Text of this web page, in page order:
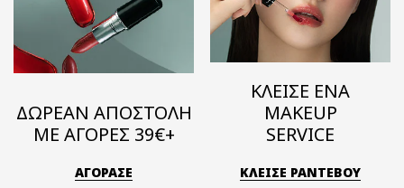
ΔΩΡΕΑΝ ΑΠΟΣΤΟΛΗ
ΜΕ ΑΓΟΡΕΣ 39€+
ΑΓΟΡΑΣΕ
ΚΛΕΙΣΕ ΕΝΑ
MAKEUP
SERVICE
ΚΛΕΙΣΕ ΡΑΝΤΕΒΟΥ